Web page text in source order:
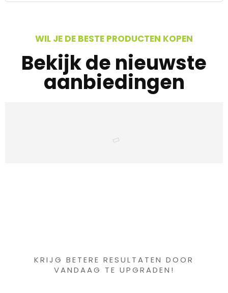
WIL JE DE BESTE PRODUCTEN KOPEN
Bekijk de nieuwste
aanbiedingen
KRIJG BETERE RESULTATEN DOOR
VANDAAG TE UPGRADEN!